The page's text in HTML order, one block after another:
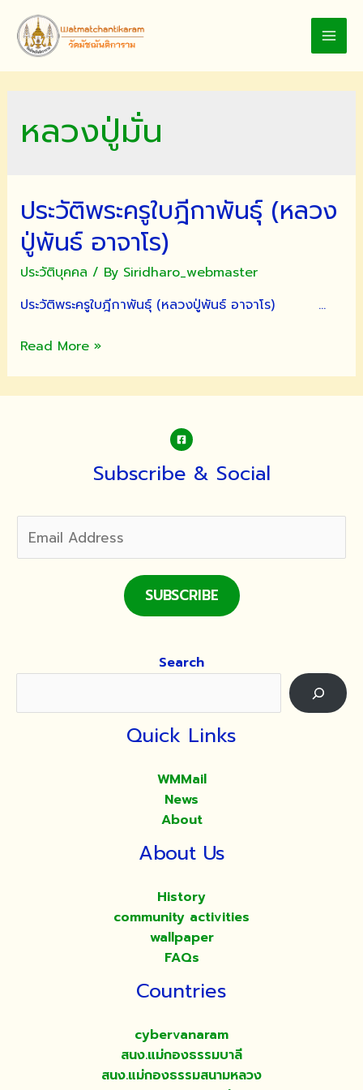
content
หลวงปู่มั่น
ประวัติพระครูใบฎีกาพันธุ์ (หลวง
ปู่พันธ์ อาจาโร)
ประวัติบุคคล / By Siridharo_webmaster
ประวัติพระครูใบฎีกาพันธุ์ (หลวงปู่พันธ์ อาจาโร) …
ประวัติ
Read More »
Subscribe & Social
SUBSCRIBE
Search
Quick Links
WMMail
News
About
About Us
History
community activities
wallpaper
FAQs
Countries
cybervanaram
สนง.แม่กองธรรมบาลี
สนง.แม่กองธรรมสนามหลวง